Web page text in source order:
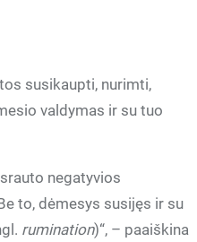
susikaupti, nurimti,
valdymas ir su tuo
negatyvios
to, dėmesys susijęs ir su
rumination)“, – paaiškina